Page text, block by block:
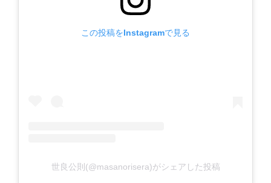
この投稿をInstagramで見る
世良公則(@masanorisera)がシェアした投稿